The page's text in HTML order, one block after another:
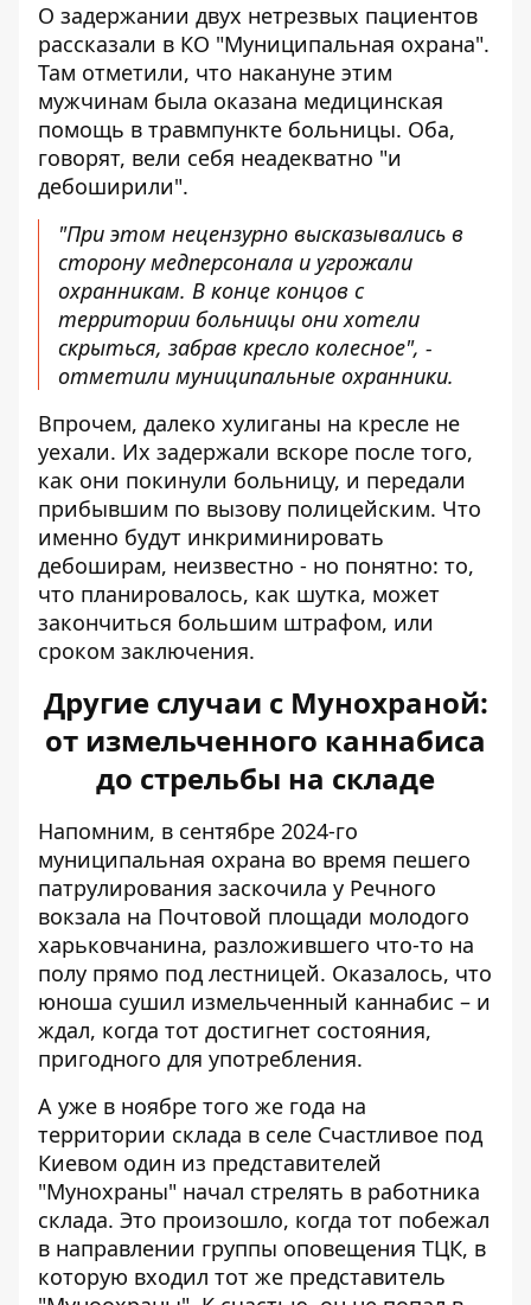
О задержании двух нетрезвых пациентов
рассказали в КО "Муниципальная охрана".
Там отметили, что накануне этим
мужчинам была оказана медицинская
помощь в травмпункте больницы. Оба,
говорят, вели себя неадекватно "и
дебоширили".
"При этом нецензурно высказывались в
сторону медперсонала и угрожали
охранникам. В конце концов с
территории больницы они хотели
скрыться, забрав кресло колесное", -
отметили муниципальные охранники.
Впрочем, далеко хулиганы на кресле не
уехали. Их задержали вскоре после того,
как они покинули больницу, и передали
прибывшим по вызову полицейским. Что
именно будут инкриминировать
дебоширам, неизвестно - но понятно: то,
что планировалось, как шутка, может
закончиться большим штрафом, или
сроком заключения.
Другие случаи с Мунохраной:
от измельченного каннабиса
до стрельбы на складе
Напомним, в сентябре 2024-го
муниципальная охрана во время пешего
патрулирования заскочила у Речного
вокзала на Почтовой площади молодого
харьковчанина, разложившего что-то на
полу прямо под лестницей. Оказалось, что
юноша сушил измельченный каннабис – и
ждал, когда тот достигнет состояния,
пригодного для употребления.
А уже в ноябре того же года на
территории склада в селе Счастливое под
Киевом один из представителей
"Мунохраны" начал стрелять в работника
склада. Это произошло, когда тот побежал
в направлении группы оповещения ТЦК, в
которую входил тот же представитель